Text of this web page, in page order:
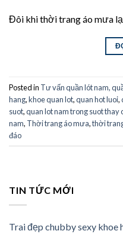
TIN TỨC MỚI
Trai đẹp chubby sexy khoe
Đôi khi thời trang áo mưa
Posted in Tư vấn quần lót nam,
hang,khoe quan lot,quan hot luoi,
suot,quan lot nam trong suot thay
nam, Thời trang áo mưa,thời
đáo